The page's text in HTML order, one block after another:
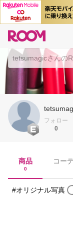
フォロー
0
商品
0
コー
#オリジナル写真